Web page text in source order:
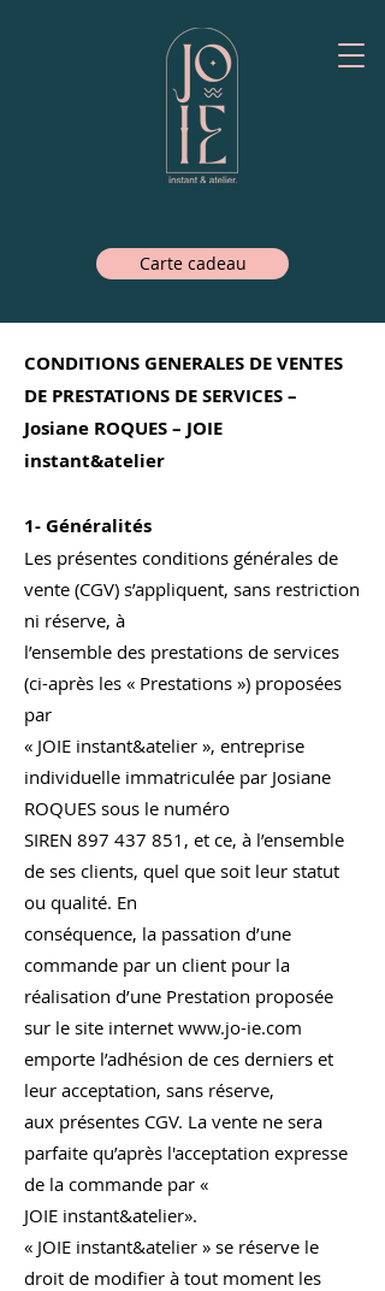
Carte cadeau
CONDITIONS GENERALES DE VENTES
DE PRESTATIONS DE SERVICES –
Josiane ROQUES – JOIE
instant&atelier
1- Généralités
Les présentes conditions générales de
vente (CGV) s’appliquent, sans restriction
ni réserve, à
l’ensemble des prestations de services
(ci-après les « Prestations ») proposées
par
« JOIE instant&atelier », entreprise
individuelle immatriculée par Josiane
ROQUES sous le numéro
SIREN 897 437 851, et ce, à l’ensemble
de ses clients, quel que soit leur statut
ou qualité. En
conséquence, la passation d’une
commande par un client pour la
réalisation d’une Prestation proposée
sur le site internet www.jo-ie.com
emporte l’adhésion de ces derniers et
leur acceptation, sans réserve,
aux présentes CGV. La vente ne sera
parfaite qu’après l'acceptation expresse
de la commande par «
JOIE instant&atelier».
« JOIE instant&atelier » se réserve le
droit de modifier à tout moment les